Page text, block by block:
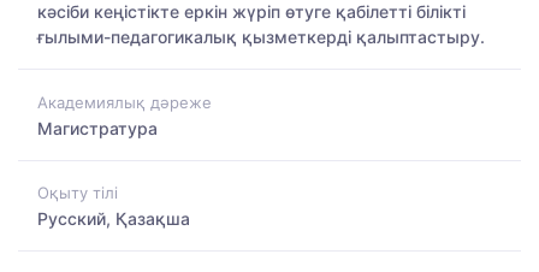
кәсіби кеңістікте еркін жүріп өтуге қабілетті білікті
ғылыми-педагогикалық қызметкерді қалыптастыру.
Академиялық дәреже
Магистратура
Оқыту тілі
Русский, Қазақша